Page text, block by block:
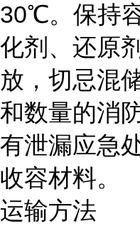
30℃。保持
化剂、还原
放，切忌混
和数量的消
有泄漏应急
收容材料。
运输方法